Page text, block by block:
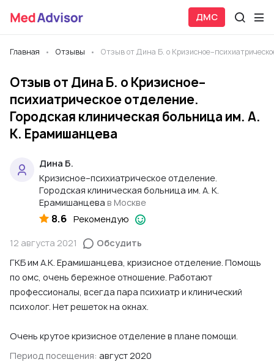
ДМС
Главная Отзывы Отзыв от Дина Б. о
Отзыв от Дина Б. о Кризисное–
психиатрическое отделение.
Городская клиническая больница им. А.
К. Ерамишанцева
Дина Б.
Кризисное–психиатрическое отделение.
Городская клиническая больница им. А. К.
Ерамишанцева в Москве
8.6 Рекомендую
12 августа 2021
Обсудить
ГКБ им А.К. Ерамишанцева, кризисное отделение. Помощь
по омс, очень бережное отношение. Работают
профессионалы, всегда пара психиатр и клинический
психолог. Нет решеток на окнах.
Очень крутое кризисное отделение в плане помощи.
Период посещения: август 2020